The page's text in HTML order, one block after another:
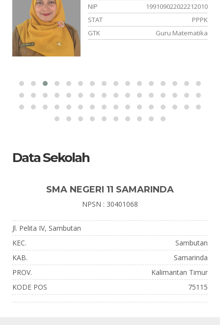
NIP
199109022022212010
STAT
PPPK
GTK
Guru Matematika
Data Sekolah
SMA NEGERI 11 SAMARINDA
NPSN : 30401068
Jl. Pelita IV, Sambutan
KEC.
Sambutan
KAB.
Samarinda
PROV.
Kalimantan Timur
KODE POS
75115